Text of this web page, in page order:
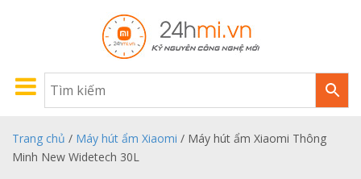
Trang chủ / Máy hút ẩm Xiaomi / Máy hút ẩm Xiaomi Thông
Minh New Widetech 30L